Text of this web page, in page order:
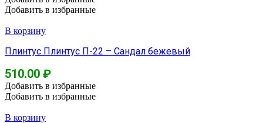
Добавить в избранные
В корзину
Плинтус Плинтус П-22 – Сандал бежевый
510.00 ₽
Добавить в избранные
Добавить в избранные
В корзину